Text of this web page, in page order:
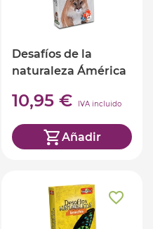
Desafíos de la
naturaleza Ámérica
10,95 € IVA incluido
Añadir